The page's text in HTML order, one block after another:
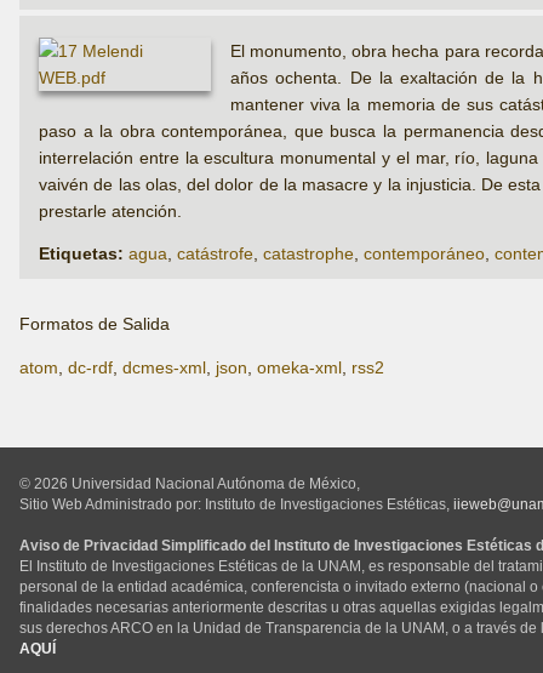
El monumento, obra hecha para
años ochenta. De la exaltación de la
mantener viva la memoria de sus
paso a la obra contemporánea, que busca la permanencia
interrelación entre la escultura monumental y el mar, río,
vaivén de las olas, del dolor de la masacre y la injusticia. De
prestarle atención.
Etiquetas: agua catástrofe catastrophe contemporáneo
Formatos de Salida
atom, dc-rdf, dcmes-xml, json, omeka-xml, rss2
© 2026 Universidad Nacional Autónoma de México,
Sitio Web Administrado por: Instituto de Investigaciones Estéticas,
Aviso de Privacidad Simplificado del Instituto de Investigaciones Estéticas
El Instituto de Investigaciones Estéticas de la UNAM, es responsable del
personal de la entidad académica, conferencista o invitado externo (nacional
finalidades necesarias anteriormente descritas u otras aquellas exigidas
sus derechos ARCO en la Unidad de Transparencia de la UNAM, o a través
AQUÍ